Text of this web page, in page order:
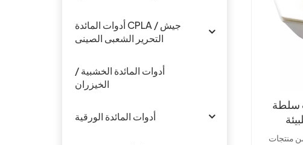
سلطة
منتجات
أدوات المائدة CPLA / جيش
التحرير الشعبى الصينى
أدوات المائدة الخشبية /
الخيزران
أدوات المائدة الورقية